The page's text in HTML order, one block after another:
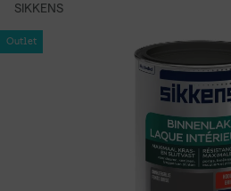
SIKKENS
Outlet